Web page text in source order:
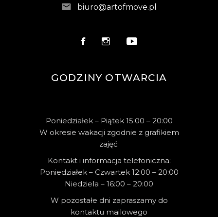
biuro@artofmove.pl
GODZINY OTWARCIA
Poniedziałek – Piątek 15:00 – 20:00
W okresie wakacji zgodnie z grafikiem
zajęć.
Kontakt i informacja telefoniczna:
Poniedziałek – Czwartek 12:00 – 20:00
Niedziela – 16:00 – 20:00
W pozostałe dni zapraszamy do
kontaktu mailowego